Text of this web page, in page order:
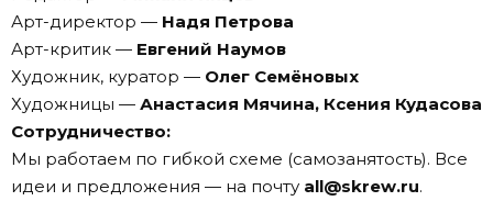
Арт-директор — Надя Петрова
Арт-критик — Евгений Наумов
Художник, куратор — Олег Семёновых
Художницы — Анастасия Мячина, Ксения Кудасова
Сотрудничество:
Мы работаем по гибкой схеме (самозанятость). Все
идеи и предложения — на почту all@skrew.ru.